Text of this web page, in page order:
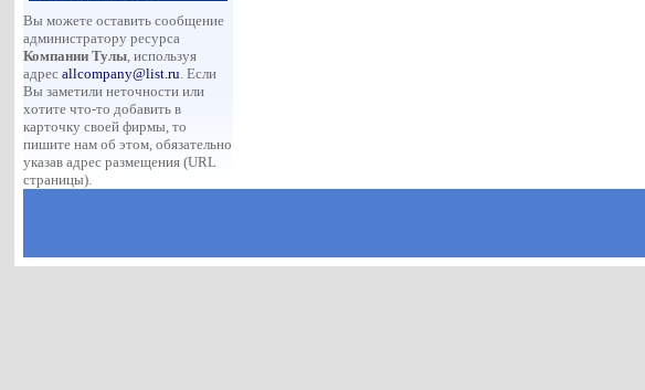
Вы можете оставить сообщение
администратору ресурса
Компании Тулы, используя
адресallcompany@list.ru. Если
Вы заметили неточности или
хотите что-то добавить в
карточку своей фирмы, то
пишите нам об этом, обязательно
указав адрес размещения (URL
страницы).